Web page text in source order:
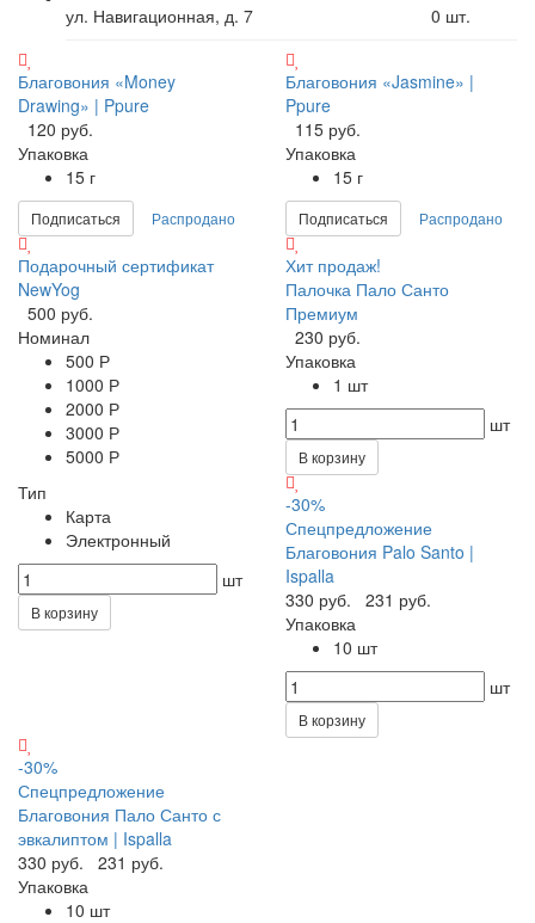
ул. Навигационная, д. 7 0 шт.
Благовония «Money
Drawing» | Ppure
120 руб.
Упаковка
15 г
Подписаться Распродано
Благовония «Jasmine» |
Ppure
115 руб.
Упаковка
15 г
Подписаться Распродано
Подарочный сертификат
NewYog
500 руб.
Номинал
500 Р
1000 Р
2000 Р
3000 Р
5000 Р
Тип
Карта
Электронный
шт
В корзину
Хит продаж!
Палочка Пало Санто
Премиум
230 руб.
Упаковка
1 шт
шт
В корзину
-30%
Спецпредложение
Благовония Palo Santo |
Ispalla
330 руб.
231 руб.
Упаковка
10 шт
шт
В корзину
-30%
Спецпредложение
Благовония Пало Санто с
эвкалиптом | Ispalla
330 руб.
231 руб.
Упаковка
10 шт